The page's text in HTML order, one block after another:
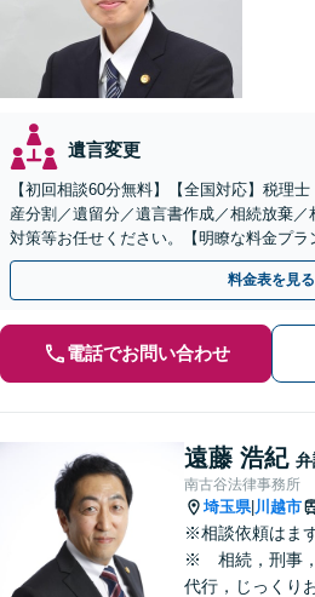
遺言変更
【初回相談60分無料】【全国対応】税理
産分割／遺留分／遺言書作成／相続放棄
対策等お任せください。【明瞭な料金プラ
話相談可】
料金表を見る
電話でお問い合わせ
遠藤 浩紀
南古谷法律事務所
埼玉県| 川越市
※相談依頼はま
※ 相続，刑事
代行，じっくり